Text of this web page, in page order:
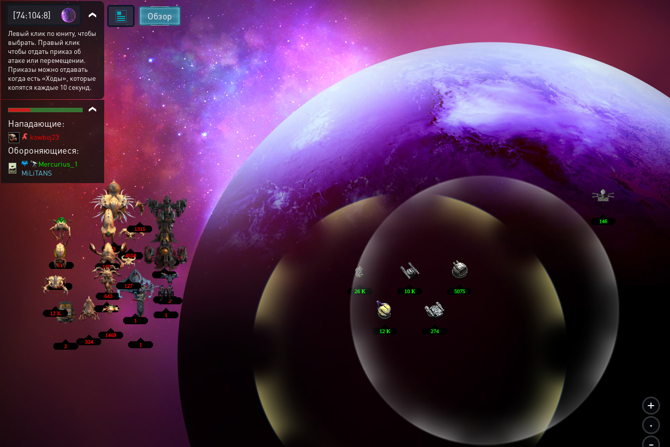
+
.
-
Обзор
[74:104:8]
Левый клик по юниту, чтобы
выбрать. Правый клик
чтобы отдать приказ об
атаке или перемещении.
Приказы можно отдавать
когда есть «Ходы», которые
копятся каждые 10 секунд.
Нападающие:
kowboj23
Обороняющиеся:
🔭Mercurius_1
MiLiTANS